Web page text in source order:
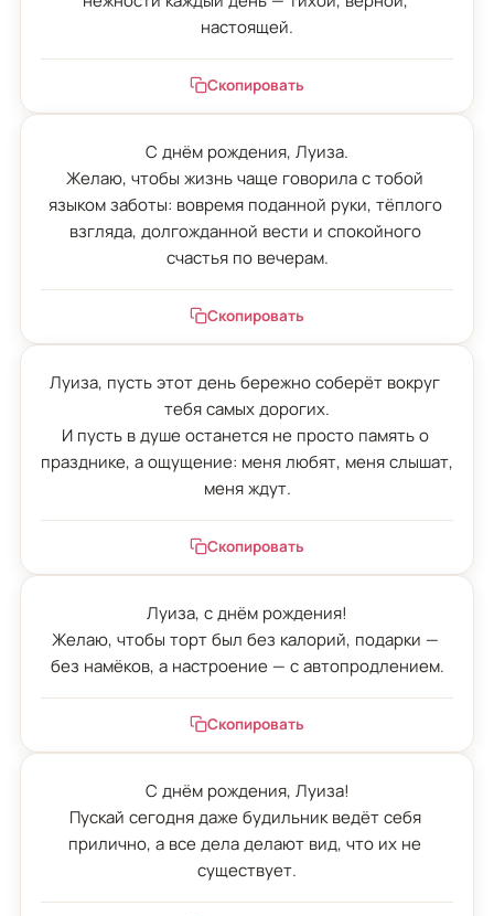
настоящей.
Скопировать
С днём рождения, Луиза.
Желаю, чтобы жизнь чаще говорила с тобой
языком заботы: вовремя поданной руки, тёплого
взгляда, долгожданной вести и спокойного
счастья по вечерам.
Скопировать
Луиза, пусть этот день бережно соберёт вокруг
тебя самых дорогих.
И пусть в душе останется не просто память о
празднике, а ощущение: меня любят, меня слышат,
меня ждут.
Скопировать
Луиза, с днём рождения!
Желаю, чтобы торт был без калорий, подарки —
без намёков, а настроение — с автопродлением.
Скопировать
С днём рождения, Луиза!
Пускай сегодня даже будильник ведёт себя
прилично, а все дела делают вид, что их не
существует.